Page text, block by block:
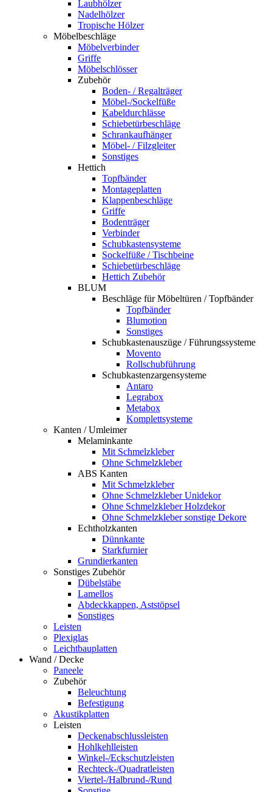
Laubhölzer
Nadelhölzer
Tropische Hölzer
Möbelbeschläge
Möbelverbinder
Griffe
Möbelschlösser
Zubehör
Boden- / Regalträger
Möbel-/Sockelfüße
Kabeldurchlässe
Schiebetürbeschläge
Schrankaufhänger
Möbel- / Filzgleiter
Sonstiges
Hettich
Topfbänder
Montageplatten
Klappenbeschläge
Griffe
Bodenträger
Verbinder
Schubkastensysteme
Sockelfüße / Tischbeine
Schiebetürbeschläge
Hettich Zubehör
BLUM
Beschläge für Möbeltüren / Topfbänder
Topfbänder
Blumotion
Sonstiges
Schubkastenauszüge / Führungssysteme
Movento
Rollschubführung
Schubkastenzargensysteme
Antaro
Legrabox
Metabox
Komplettsysteme
Kanten / Umleimer
Melaminkante
Mit Schmelzkleber
Ohne Schmelzkleber
ABS Kanten
Mit Schmelzkleber
Ohne Schmelzkleber Unidekor
Ohne Schmelzkleber Holzdekor
Ohne Schmelzkleber sonstige Dekore
Echtholzkanten
Dünnkante
Starkfurnier
Grundierkanten
Sonstiges Zubehör
Dübelstäbe
Lamellos
Abdeckkappen, Aststöpsel
Sonstiges
Leisten
Plexiglas
Leichtbauplatten
Wand / Decke
Paneele
Zubehör
Beleuchtung
Befestigung
Akustikplatten
Leisten
Deckenabschlussleisten
Hohlkehlleisten
Winkel-/Eckschutzleisten
Rechteck-/Quadratleisten
Viertel-/Halbrund-/Rund